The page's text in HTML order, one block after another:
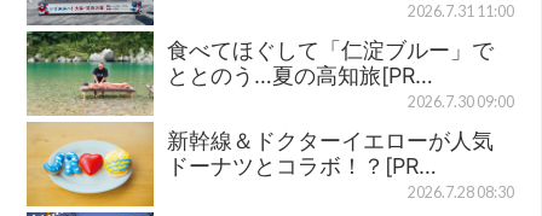
2026.7.31 11:00
食べてほぐして「仁淀ブルー」で
ととのう…夏の高知旅[PR…
2026.7.30 09:00
新幹線＆ドクターイエローが人気
ドーナツとコラボ！？[PR…
2026.7.28 08:30